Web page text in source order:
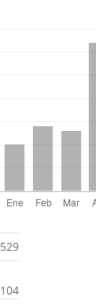
529
104